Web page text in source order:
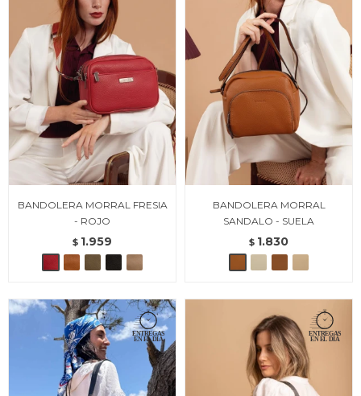
BANDOLERA MORRAL FRESIA
- ROJO
$ 1.959
BANDOLERA MORRAL
SANDALO - SUELA
$ 1.830